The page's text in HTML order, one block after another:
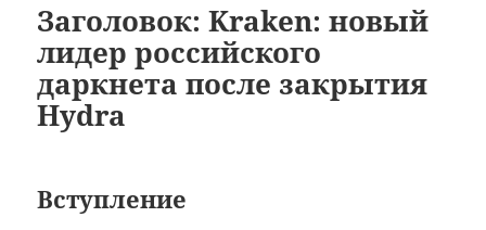
Заголовок: Kraken: новый
лидер российского
даркнета после закрытия
Hydra
Вступление